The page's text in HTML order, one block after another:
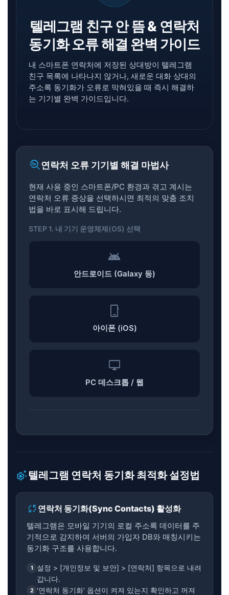
텔레그램 친구 안 뜸 & 연락처
동기화 오류 해결 완벽 가이드
내 스마트폰 연락처에 저장된 상대방이 텔레그램
친구 목록에 나타나지 않거나, 새로운 대화 상대의
주소록 동기화가 오류로 막혀있을 때 즉시 해결하
는 기기별 완벽 가이드입니다.
troubleshoot연락처 오류 기기별 해결 마법사
현재 사용 중인 스마트폰/PC 환경과 겪고 계시는
연락처 오류 증상을 선택하시면 최적의 맞춤 조치
법을 바로 표시해 드립니다.
STEP 1. 내 기기 운영체제(OS) 선택
android
안드로이드 (Galaxy 등)
phone_iphone
아이폰 (iOS)
desktop_windows
PC 데스크톱 / 웹
settings_suggest텔레그램 연락처 동기화 최적화 설정법
sync 연락처 동기화(Sync Contacts) 활성화
텔레그램은 모바일 기기의 로컬 주소록 데이터를 주
기적으로 감지하여 서버의 가입자 DB와 매칭시키는
동기화 구조를 사용합니다.
1
설정 > [개인정보 및 보안] > [연락처] 항목으로 내려
갑니다.
2 '연락처 동기화' 옵션이 켜져 있는지 확인하고 꺼져